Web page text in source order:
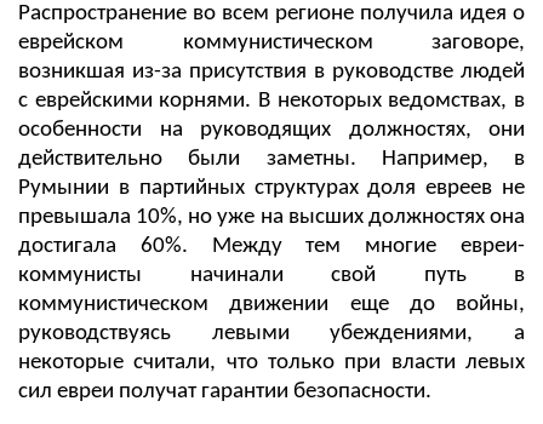
Распространение во всем регионе получила идея о
еврейском коммунистическом заговоре,
возникшая из-за присутствия в руководстве людей
с еврейскими корнями. В некоторых ведомствах, в
особенности на руководящих должностях, они
действительно были заметны. Например, в
Румынии в партийных структурах доля евреев не
превышала 10%, но уже на высших должностях она
достигала 60%. Между тем многие евреи-
коммунисты начинали свой путь в
коммунистическом движении еще до войны,
руководствуясь левыми убеждениями, а
некоторые считали, что только при власти левых
сил евреи получат гарантии безопасности.